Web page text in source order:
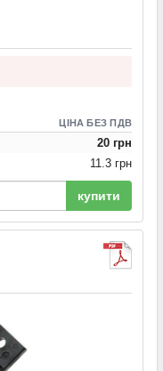
ЦІНА БЕЗ ПДВ
20 грн
11.3 грн
купити